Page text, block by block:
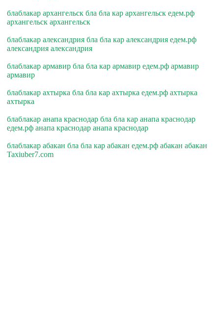
блаблакар архангельск бла бла кар архангельск едем.рф
архангельск архангельск
блаблакар александрия бла бла кар александрия едем.рф
александрия александрия
блаблакар армавир бла бла кар армавир едем.рф армавир
армавир
блаблакар ахтырка бла бла кар ахтырка едем.рф ахтырка
ахтырка
блаблакар анапа краснодар бла бла кар анапа краснодар
едем.рф анапа краснодар анапа краснодар
блаблакар абакан бла бла кар абакан едем.рф абакан абакан
Taxiuber7.com